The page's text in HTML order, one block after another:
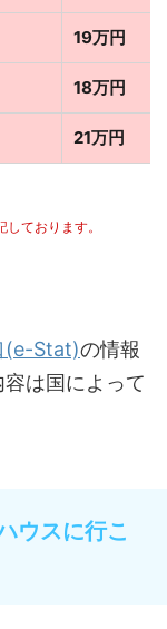
19万円
18万円
21万円
ております。
(e-Stat)の情報
は国によって
ウスに行こ